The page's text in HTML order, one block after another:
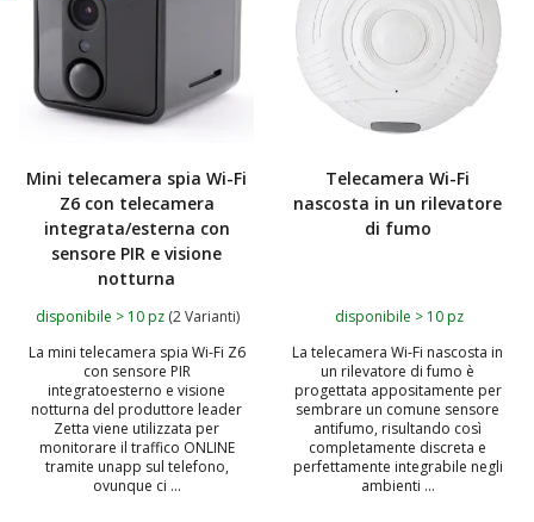
Mini telecamera spia Wi-Fi
Z6 con telecamera
integrata/esterna con
sensore PIR e visione
notturna
disponibile > 10 pz (2 Varianti)
La mini telecamera spia Wi-Fi Z6
con sensore PIR
integratoesterno e visione
notturna del produttore leader
Zetta viene utilizzata per
monitorare il traffico ONLINE
tramite unapp sul telefono,
ovunque ci ...
Telecamera Wi-Fi
nascosta in un rilevatore
di fumo
disponibile > 10 pz
La telecamera Wi‑Fi nascosta in
un rilevatore di fumo è
progettata appositamente per
sembrare un comune sensore
antifumo, risultando così
completamente discreta e
perfettamente integrabile negli
ambienti ...